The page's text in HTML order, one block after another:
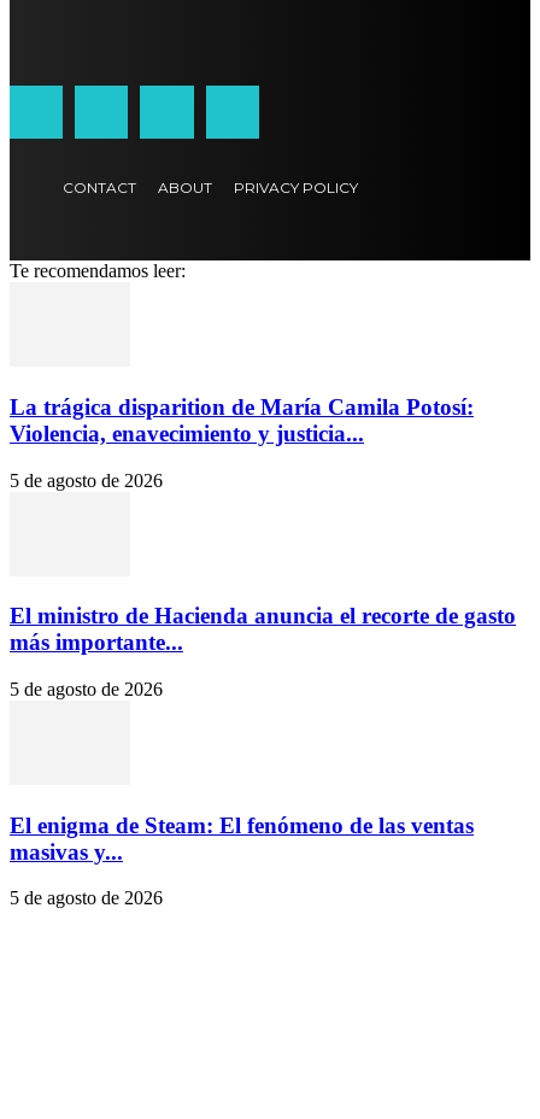
CONTACT ABOUT PRIVACY POLICY
Te recomendamos leer:
La trágica disparition de María Camila Potosí:
Violencia, enavecimiento y justicia...
5 de agosto de 2026
El ministro de Hacienda anuncia el recorte de gasto
más importante...
5 de agosto de 2026
El enigma de Steam: El fenómeno de las ventas
masivas y...
5 de agosto de 2026